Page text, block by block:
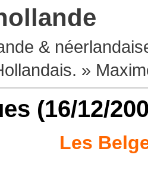
&
»
(16/12/
Les